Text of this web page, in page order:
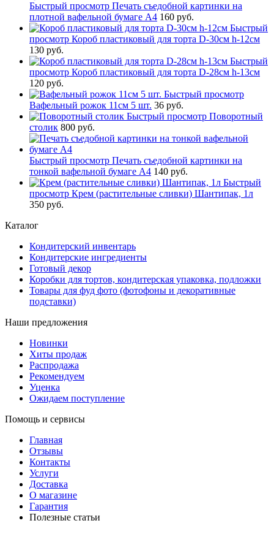
Быстрый просмотр Печать съедобной картинки на
плотной вафельной бумаге А4 160 руб.
Быстрый
просмотр Короб пластиковый для торта D-30см h-12см
130 руб.
Быстрый
просмотр Короб пластиковый для торта D-28см h-13см
120 руб.
Быстрый просмотр
Вафельный рожок 11см 5 шт. 36 руб.
Быстрый просмотр Поворотный
столик 800 руб.
Быстрый просмотр Печать съедобной картинки на
тонкой вафельной бумаге А4 140 руб.
Быстрый
просмотр Крем (растительные сливки) Шантипак, 1л
350 руб.
Каталог
Кондитерский инвентарь
Кондитерские ингредиенты
Готовый декор
Коробки для тортов, кондитерская упаковка, подложки
Товары для фуд фото (фотофоны и декоративные
подставки)
Наши предложения
Новинки
Хиты продаж
Распродажа
Рекомендуем
Уценка
Ожидаем поступление
Помощь и сервисы
Главная
Отзывы
Контакты
Услуги
Доставка
О магазине
Гарантия
Полезные статьи